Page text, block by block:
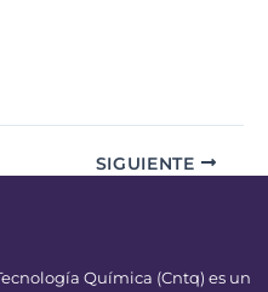
SIGUIENTE
Química (Cntq) es un